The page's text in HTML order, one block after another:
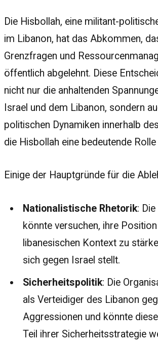
Die Hisbollah, eine militant-
im Libanon, hat das Abkommen,
Grenzfragen und
öffentlich abgelehnt. Diese
nicht nur die anhaltenden
Israel und dem Libanon, sondern
politischen Dynamiken innerhalb
die Hisbollah eine bedeutende
Einige der Hauptgründe für die
Nationalistische Rhetorik:
könnte versuchen, ihre
libanesischen Kontext zu
sich gegen Israel stellt.
Sicherheitspolitik: Die
als Verteidiger des Libanon
Aggressionen und könnte
Teil ihrer Sicherheitsstrategie